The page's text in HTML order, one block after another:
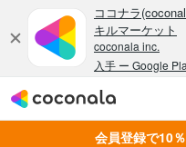
会員登録で10